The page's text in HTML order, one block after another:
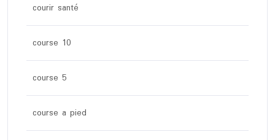
courir santé
course 10
course 5
course a pied